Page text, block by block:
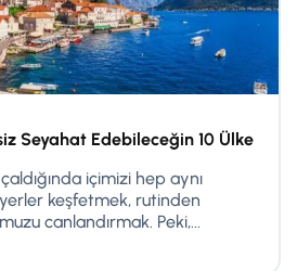
Seyahat Edebileceğin 10 Ülke
içimizi hep aynı
keşfetmek, rutinden
canlandırmak. Peki,...